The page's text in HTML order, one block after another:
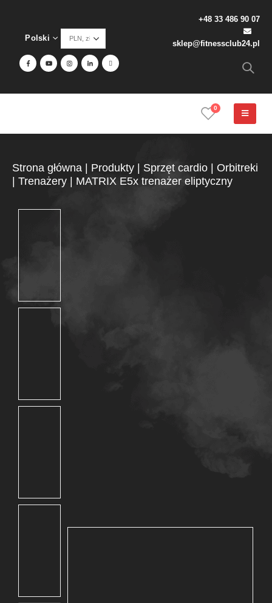
Polski
+48 33 486 90 07
sklep@fitnessclub24.pl
0
Strona główna Produkty Sprzęt cardio
Orbitreki
Trenażery MATRIX E5x trenażer eliptyczny